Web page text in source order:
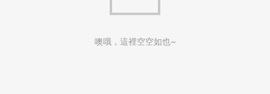
噢哦，這裡空空如也~